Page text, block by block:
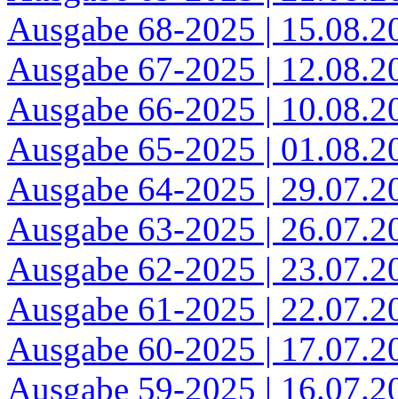
Ausgabe 68-2025 |
Ausgabe 67-2025 |
Ausgabe 66-2025 |
Ausgabe 65-2025 |
Ausgabe 64-2025 |
Ausgabe 63-2025 |
Ausgabe 62-2025 |
Ausgabe 61-2025 |
Ausgabe 60-2025 |
Ausgabe 59-2025 |